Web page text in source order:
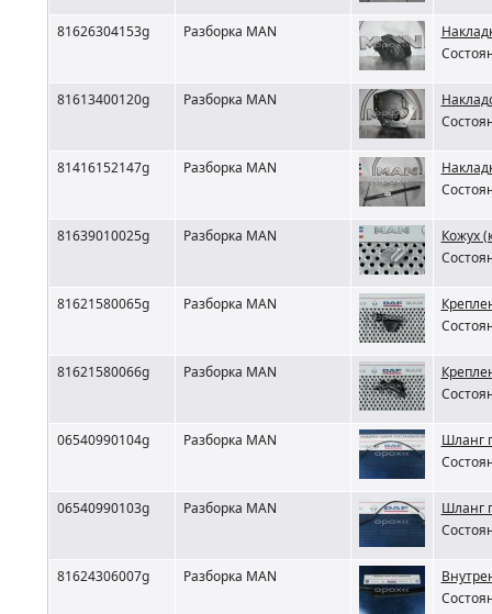
81626304153g Разборка MAN
81613400120g Разборка MAN
81416152147g Разборка MAN
81639010025g Разборка MAN
Кожух
81621580065g Разборка MAN
81621580066g Разборка MAN
06540990104g Разборка MAN
Шланг
06540990103g Разборка MAN
Шланг
81624306007g Разборка MAN